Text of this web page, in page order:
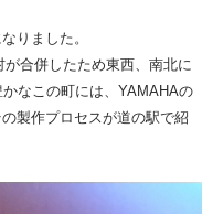
りました。
合併したため東西、南北に
なこの町には、YAMAHAの
製作プロセスが道の駅で紹